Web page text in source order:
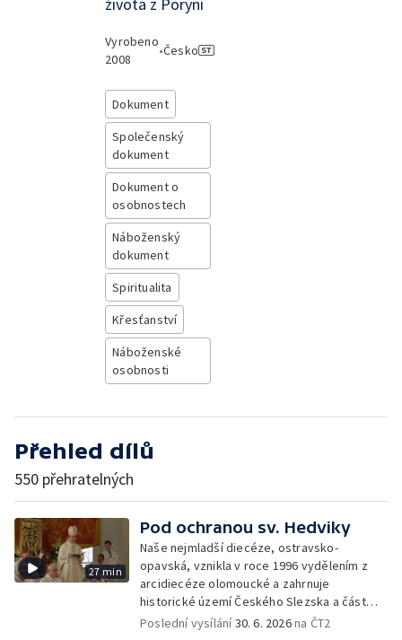
Vyrobeno
2008
•Česko
Dokument
Společenský
dokument
Dokument o
osobnostech
Náboženský
dokument
Spiritualita
Křesťanství
Náboženské
osobnosti
Přehled dílů
550 přehratelných
27 min
Pod ochranou sv. Hedviky
Naše nejmladší diecéze, ostravsko-
opavská, vznikla v roce 1996 vydělením z
arcidiecéze olomoucké a zahrnuje
historické území Českého Slezska a část
severní Moravy.
Poslední vysílání30. 6. 2026na ČT2